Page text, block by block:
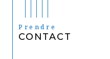
Prendre
CONTACT